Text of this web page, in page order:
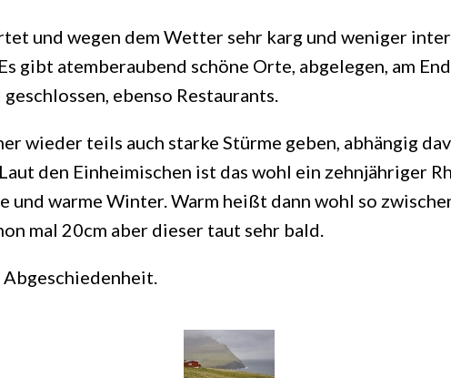
und wegen dem Wetter sehr karg und weniger
gibt atemberaubend schöne Orte, abgelegen, am
ebenso Restaurants.
wieder teils auch starke Stürme geben, abhängig
den Einheimischen ist das wohl ein zehnjähriger
warme Winter. Warm heißt dann wohl so
mal 20cm aber dieser taut sehr bald.
Abgeschiedenheit.